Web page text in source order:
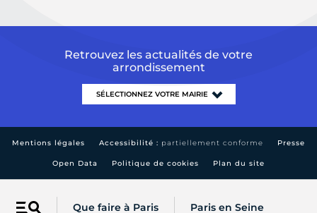
Que faire à Paris Paris en Seine
Retrouvez les actualités de votre
arrondissement
Mentions légales Accessibilité : partiellement conforme Presse
Open Data Politique de cookies Plan du site